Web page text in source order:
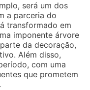
será um dos
a parceria do
transformado em
imponente árvore
da decoração,
Além disso,
com uma
que prometem